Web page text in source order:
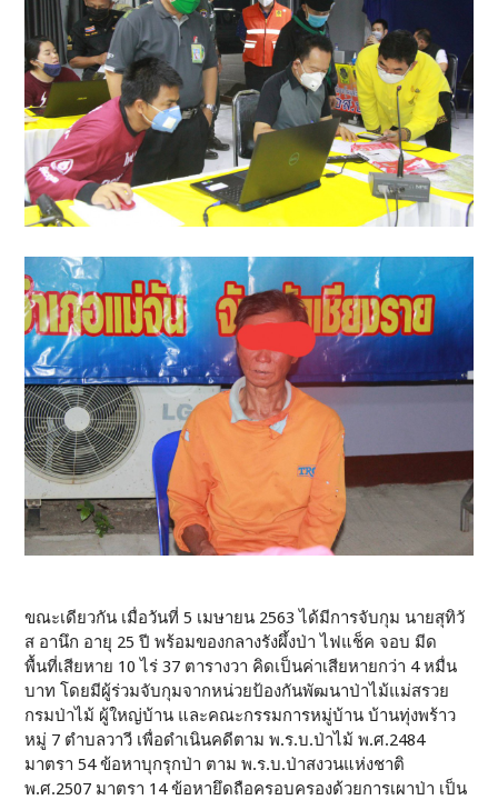
ขณะเดียวกัน เมื่อวันที่ 5 เมษายน 2563 ได้มีการจับกุม นายสุทิวั
ส อานึก อายุ 25 ปี พร้อมของกลางรังผึ้งป่า ไฟแช็ค จอบ มีด
พื้นที่เสียหาย 10 ไร่ 37 ตารางวา คิดเป็นค่าเสียหายกว่า 4 หมื่น
บาท โดยมีผู้ร่วมจับกุมจากหน่วยป้องกันพัฒนาป่าไม้แม่สรวย
กรมป่าไม้ ผู้ใหญ่บ้าน และคณะกรรมการหมู่บ้าน บ้านทุ่งพร้าว
หมู่ 7 ตำบลวาวี เพื่อดำเนินคดีตาม พ.ร.บ.ป่าไม้ พ.ศ.2484
มาตรา 54 ข้อหาบุกรุกป่า ตาม พ.ร.บ.ป่าสงวนแห่งชาติ
พ.ศ.2507 มาตรา 14 ข้อหายึดถือครอบครองด้วยการเผาป่า เป็น